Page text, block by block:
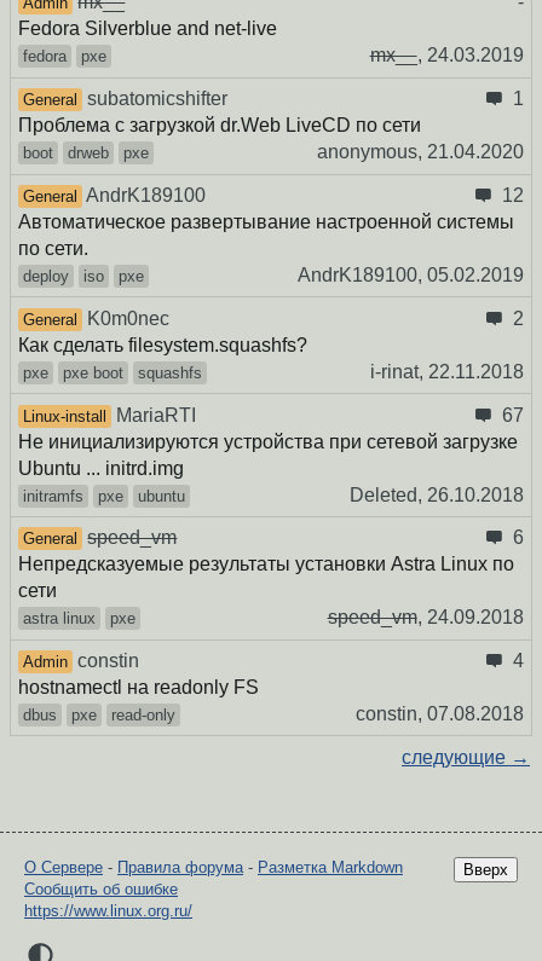
Fedora Silverblue and net-live
fedora pxe mx__, 24.03.2019
General subatomicshifter
1
Проблема с загрузкой dr.Web LiveCD по сети
boot drweb pxe anonymous, 21.04.2020
General AndrK189100
12
Автоматическое развертывание настроенной системы
по сети.
deploy iso pxe AndrK189100, 05.02.2019
General K0m0nec
2
Как сделать filesystem.squashfs?
pxe pxe boot squashfs i-rinat, 22.11.2018
Linux-install MariaRTI
67
Не инициализируются устройства при сетевой загрузке
Ubuntu ... initrd.img
initramfs pxe ubuntu Deleted, 26.10.2018
General speed_vm
6
Непредсказуемые результаты установки Astra Linux по
сети
astra linux pxe speed_vm, 24.09.2018
Admin constin
4
hostnamectl на readonly FS
dbus pxe read-only constin, 07.08.2018
следующие →
Вверх
О Сервере - Правила форума- Разметка Markdown
Сообщить об ошибке
https://www.linux.org.ru/